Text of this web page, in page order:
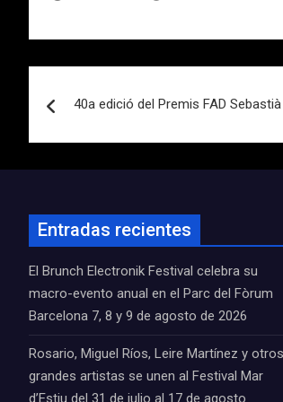
de
40a edició del Premis FAD
Entradas recientes
El Brunch Electronik Festival celebra su
macro-evento anual en el Parc del Fòrum
Barcelona 7, 8 y 9 de agosto de 2026
Rosario, Miguel Ríos, Leire Martínez y otros
grandes artistas se unen al Festival Mar
d’Estiu del 31 de julio al 17 de agosto